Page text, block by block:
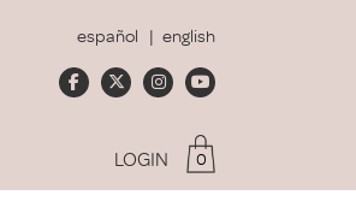
español english
LOGIN 0